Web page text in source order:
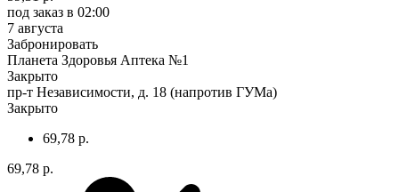
под заказ в 02:00
7 августа
Забронировать
Планета Здоровья Аптека №1
Закрыто
пр-т Независимости, д. 18 (напротив ГУМа)
Закрыто
69,78 р.
69,78 р.